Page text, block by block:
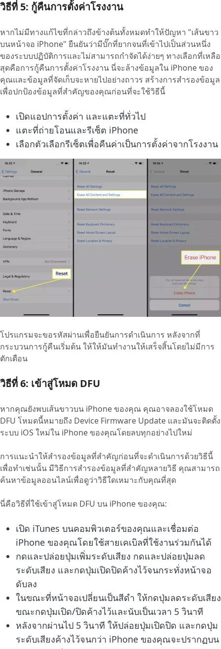
วิธีที่ 5: กู้คืนการตั้งค่าโรงงาน
หากไม่มีทางแก้ไขที่กล่าวถึงข้างต้นทั้งหมดทำให้ปัญหา "เส้นขาว
บนหน้าจอ iPhone" ยืนยันว่ามีบั๊กที่ยากจนที่เข้าไปเป็นส่วนหนึ่ง
ของระบบปฏิบัติการและไม่สามารถกำจัดได้ง่ายๆ ทางเลือกที่เหลือ
สุดคือการกู้คืนการตั้งค่าโรงงาน นี่จะล้างข้อมูลใน iPhone ของ
คุณและข้อมูลที่จัดเก็บจะหายไปอย่างถาวร สร้างการสำรองข้อมูล
เพื่อปกป้องข้อมูลที่สำคัญของคุณก่อนที่จะใช้วิธีนี้
เปิดแอปการตั้งค่า และแตะที่ทั่วไป
แตะที่ถ่ายโอนและรีเซ็ต iPhone
เลือกตัวเลือกรีเซ็ตเพื่อคืนค่าเป็นการตั้งค่าจากโรงงาน
โปรแกรมจะขอรหัสผ่านเพื่อยืนยันการดำเนินการ หลังจากที่
กระบวนการกู้คืนเริ่มต้น ให้ให้มันทำงานให้เสร็จสิ้นโดยไม่มีการ
ตักเตือน
วิธีที่ 6: เข้าสู่โหมด DFU
หากคุณยังพบเส้นขาวบน iPhone ของคุณ คุณอาจลองใช้โหมด
DFU โหมดนี้หมายถึง Device Firmware Update และมันจะติดตั้ง
ระบบ iOS ใหม่ใน iPhone ของคุณโดยลบทุกอย่างไปใหม่
การแนะนำให้สำรองข้อมูลที่สำคัญก่อนที่จะดำเนินการด้วยวิธีนี้
เพื่อทำเช่นนั้น มีวิธีการสำรองข้อมูลที่สำคัญหลายวิธี คุณสามารถ
ค้นหาข้อมูลออนไลน์เพื่อดูว่าวิธีใดเหมาะกับคุณที่สุด
นี่คือวิธีที่ใช้เข้าสู่โหมด DFU บน iPhone ของคุณ:
เปิด iTunes บนคอมพิวเตอร์ของคุณและเชื่อมต่อ
iPhone ของคุณโดยใช้สายเคเบิลที่ใช้งานร่วมกันได้
กดและปล่อยปุ่มเพิ่มระดับเสียง กดและปล่อยปุ่มลด
ระดับเสียง และกดปุ่มเปิดปิดค้างไว้จนกระทั่งหน้าจอ
ดับลง
ในขณะที่หน้าจอเปลี่ยนเป็นสีดำ ให้กดปุ่มลดระดับเสียง
ขณะกดปุ่มเปิด/ปิดค้างไว้และนับเป็นเวลา 5 วินาที
หลังจากผ่านไป 5 วินาที ให้ปล่อยปุ่มเปิดปิด และกดปุ่ม
ระดับเสียงค้างไว้จนกว่า iPhone ของคุณจะปรากฏบน